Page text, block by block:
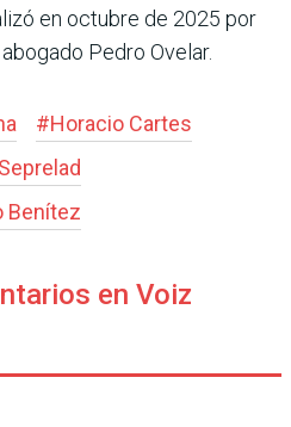
en octubre de 2025 por
Pedro Ovelar.
#Horacio Car­tes
Seprelad
Benítez
en Voiz